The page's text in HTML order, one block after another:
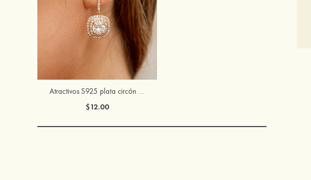
Atractivos S925 plata circón pendientes
$12.00